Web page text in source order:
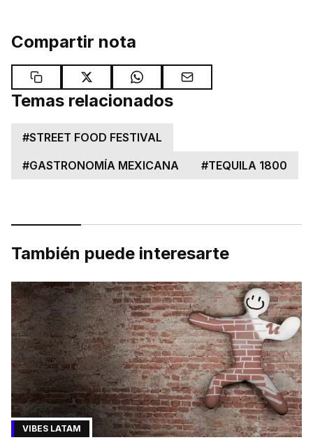
Compartir nota
Temas relacionados
#STREET FOOD FESTIVAL
#GASTRONOMÍA MEXICANA #TEQUILA 1800
También puede interesarte
VIBES LATAM